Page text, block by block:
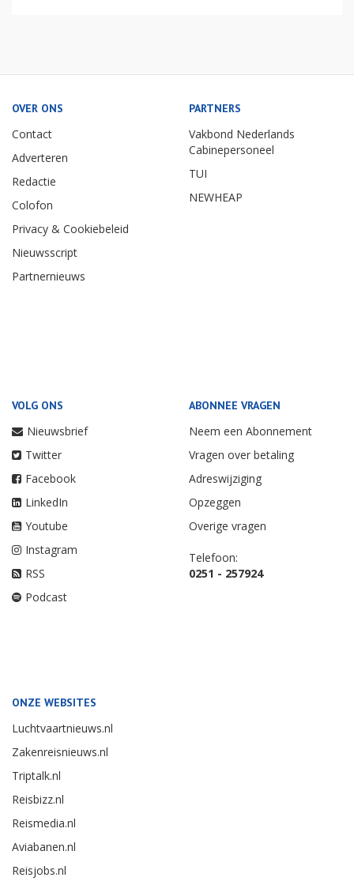
OVER ONS
Contact
Adverteren
Redactie
Colofon
Privacy & Cookiebeleid
Nieuwsscript
Partnernieuws
PARTNERS
Vakbond Nederlands
Cabinepersoneel
TUI
NEWHEAP
VOLG ONS
Nieuwsbrief
Twitter
Facebook
LinkedIn
Youtube
Instagram
RSS
Podcast
ABONNEE VRAGEN
Neem een Abonnement
Vragen over betaling
Adreswijziging
Opzeggen
Overige vragen
Telefoon:
0251 - 257924
ONZE WEBSITES
Luchtvaartnieuws.nl
Zakenreisnieuws.nl
Triptalk.nl
Reisbizz.nl
Reismedia.nl
Aviabanen.nl
Reisjobs.nl